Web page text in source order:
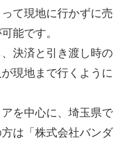
て現地に行かずに売
能です。
決済と引き渡し時の
現地まで行くように
を中心に、埼玉県で
は「株式会社バンダ